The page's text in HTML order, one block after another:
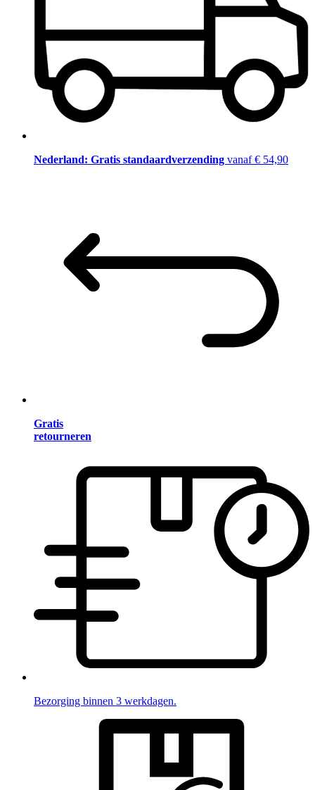
Nederland: Gratis standaardverzending vanaf € 54,90
Gratis
retourneren
Bezorging binnen 3 werkdagen.